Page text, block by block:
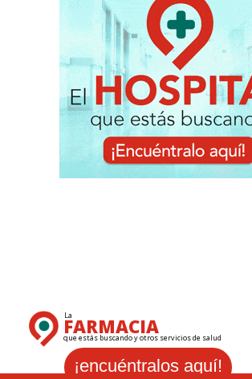
¡encuéntralos aquí!
La
FARMACIA
que estás buscando y otros servicios de salud